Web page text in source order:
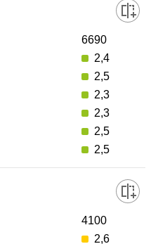
6690
2,4
2,5
2,3
2,3
2,5
2,5
4100
2,6